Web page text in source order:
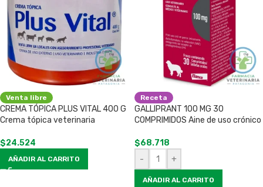
Venta libre
CREMA TÓPICA PLUS VITAL 400 G
Crema tópica veterinaria
$24.524
AÑADIR AL CARRITO
Receta
GALLIPRANT 100 MG 30
COMPRIMIDOS Aine de uso crónico
$68.718
-
+
AÑADIR AL CARRITO